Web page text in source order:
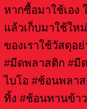
หากซื้อมาใช้เอง
แล้วเก็บมาใช้ให
ของเราใช้วัสดุอ
#มีดพลาสติก #มี
ไบโอ #ช้อนพลา
ทิ้ง #ช้อนทานข้า